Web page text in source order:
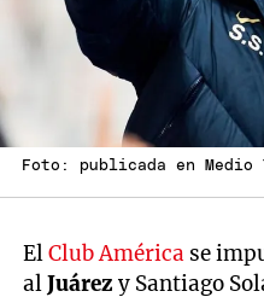
Foto: publicada en Medio
ElClub América se
alJuárez y Santiago